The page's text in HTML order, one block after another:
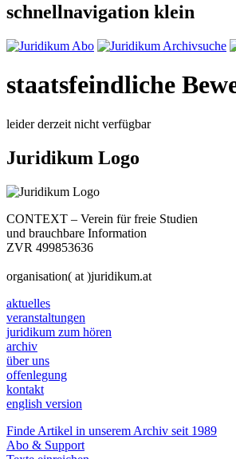
schnellnavigation klein
staatsfeindliche
leider derzeit nicht verfügbar
Juridikum Logo
CONTEXT – Verein für freie Studien
und brauchbare Information
ZVR 499853636
organisation( at )juridikum.at
aktuelles
veranstaltungen
juridikum zum hören
archiv
über uns
offenlegung
kontakt
english version
Finde Artikel in unserem Archiv seit 1989
Abo & Support